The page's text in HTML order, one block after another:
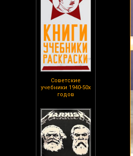
Советские
учебники 1940-50х
годов